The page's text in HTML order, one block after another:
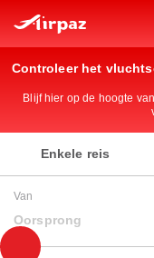
Controleer het
Blijf hier op de hoogte
Enkele reis
Van
Oorsprong